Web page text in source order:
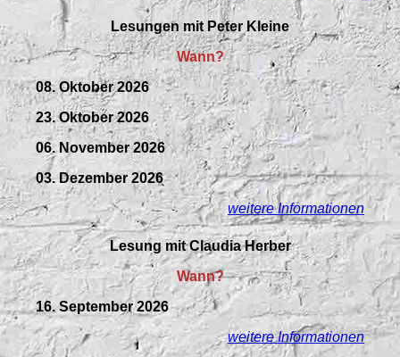
Lesungen mit Peter Kleine
Wann?
08. Oktober 2026
23. Oktober 2026
06. November 2026
03. Dezember 2026
weitere Informationen
Lesung mit Claudia Herber
Wann?
16. September 2026
weitere Informationen